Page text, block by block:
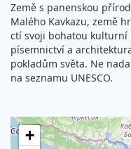
Země s panenskou
Malého Kavkazu, země
ctí svoji bohatou kulturní
písemnictví a
pokladům světa. Ne
na seznamu UNESCO.
+